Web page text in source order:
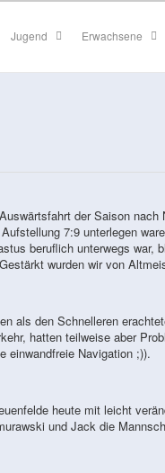
Jugend Erwachsene
der Saison nach
7:9 unterlegen
beruflich unterwegs war,
wurden wir von
als den Schnelleren
hatten teilweise aber
einwandfreie Navigation ;)).
heute mit leicht
und Jack die